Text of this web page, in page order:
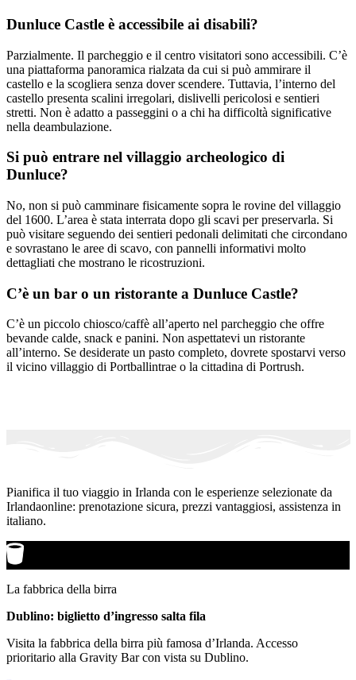
Dunluce Castle è accessibile ai disabili?
Parzialmente. Il parcheggio e il centro visitatori sono accessibili. C’è
una piattaforma panoramica rialzata da cui si può ammirare il
castello e la scogliera senza dover scendere. Tuttavia, l’interno del
castello presenta scalini irregolari, dislivelli pericolosi e sentieri
stretti. Non è adatto a passeggini o a chi ha difficoltà significative
nella deambulazione.
Si può entrare nel villaggio archeologico di
Dunluce?
No, non si può camminare fisicamente sopra le rovine del villaggio
del 1600. L’area è stata interrata dopo gli scavi per preservarla. Si
può visitare seguendo dei sentieri pedonali delimitati che circondano
e sovrastano le aree di scavo, con pannelli informativi molto
dettagliati che mostrano le ricostruzioni.
C’è un bar o un ristorante a Dunluce Castle?
C’è un piccolo chiosco/caffè all’aperto nel parcheggio che offre
bevande calde, snack e panini. Non aspettatevi un ristorante
all’interno. Se desiderate un pasto completo, dovrete spostarvi verso
il vicino villaggio di Portballintrae o la cittadina di Portrush.
Pianifica il tuo viaggio in Irlanda con le esperienze selezionate da
Irlandaonline: prenotazione sicura, prezzi vantaggiosi, assistenza in
italiano.
La fabbrica della birra
Dublino: biglietto d’ingresso salta fila
Visita la fabbrica della birra più famosa d’Irlanda. Accesso
prioritario alla Gravity Bar con vista su Dublino.